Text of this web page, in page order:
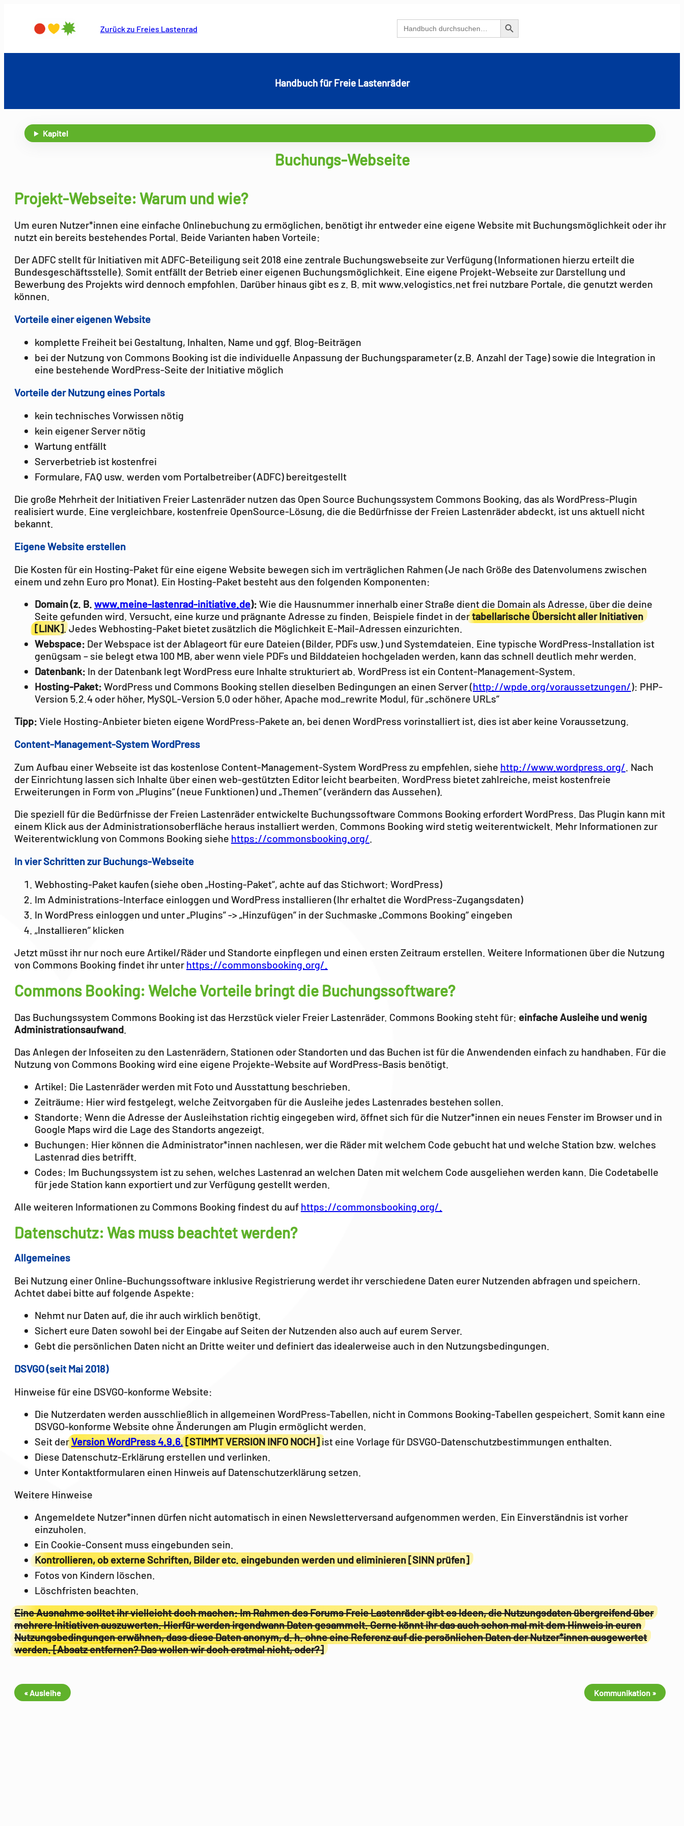
springen
Zurück zu Freies Lastenrad
Search
for:
Search Button
Handbuch für Freie Lastenräder
Kapitel
Buchungs-Webseite
Projekt-Webseite: Warum und wie?
Um euren Nutzer*innen eine einfache Onlinebuchung zu ermöglichen, benötigt ihr entweder eine eigene Website mit Buchungsmöglichkeit oder ihr
nutzt ein bereits bestehendes Portal. Beide Varianten haben Vorteile:
Der ADFC stellt für Initiativen mit ADFC-Beteiligung seit 2018 eine zentrale Buchungswebseite zur Verfügung (Informationen hierzu erteilt die
Bundesgeschäftsstelle). Somit entfällt der Betrieb einer eigenen Buchungsmöglichkeit. Eine eigene Projekt-Webseite zur Darstellung und
Bewerbung des Projekts wird dennoch empfohlen. Darüber hinaus gibt es z. B. mit www.velogistics.net frei nutzbare Portale, die genutzt werden
können.
Vorteile einer eigenen Website
komplette Freiheit bei Gestaltung, Inhalten, Name und ggf. Blog-Beiträgen
bei der Nutzung von Commons Booking ist die individuelle Anpassung der Buchungsparameter (z.B. Anzahl der Tage) sowie die Integration in
eine bestehende WordPress-Seite der Initiative möglich
Vorteile der Nutzung eines Portals
kein technisches Vorwissen nötig
kein eigener Server nötig
Wartung entfällt
Serverbetrieb ist kostenfrei
Formulare, FAQ usw. werden vom Portalbetreiber (ADFC) bereitgestellt
Die große Mehrheit der Initiativen Freier Lastenräder nutzen das Open Source Buchungssystem Commons Booking, das als WordPress-Plugin
realisiert wurde. Eine vergleichbare, kostenfreie OpenSource-Lösung, die die Bedürfnisse der Freien Lastenräder abdeckt, ist uns aktuell nicht
bekannt.
Eigene Website erstellen
Die Kosten für ein Hosting-Paket für eine eigene Website bewegen sich im verträglichen Rahmen (Je nach Größe des Datenvolumens zwischen
einem und zehn Euro pro Monat). Ein Hosting-Paket besteht aus den folgenden Komponenten:
Domain (z. B. www.meine-lastenrad-initiative.de): Wie die Hausnummer innerhalb einer Straße dient die Domain als Adresse, über die deine
Seite gefunden wird. Versucht, eine kurze und prägnante Adresse zu finden. Beispiele findet in dertabellarische Übersicht aller Initiativen
[LINK] . Jedes Webhosting-Paket bietet zusätzlich die Möglichkeit E-Mail-Adressen einzurichten.
Webspace: Der Webspace ist der Ablageort für eure Dateien (Bilder, PDFs usw.) und Systemdateien. Eine typische WordPress-Installation ist
genügsam – sie belegt etwa 100 MB, aber wenn viele PDFs und Bilddateien hochgeladen werden, kann das schnell deutlich mehr werden.
Datenbank: In der Datenbank legt WordPress eure Inhalte strukturiert ab. WordPress ist ein Content-Management-System.
Hosting-Paket: WordPress und Commons Booking stellen dieselben Bedingungen an einen Server (http://wpde.org/voraussetzungen/): PHP-
Version 5.2.4 oder höher, MySQL-Version 5.0 oder höher, Apache mod_rewrite Modul, für „schönere URLs“
Tipp: Viele Hosting-Anbieter bieten eigene WordPress-Pakete an, bei denen WordPress vorinstalliert ist, dies ist aber keine Voraussetzung.
Content-Management-System WordPress
Zum Aufbau einer Webseite ist das kostenlose Content-Management-System WordPress zu empfehlen, siehe http://www.wordpress.org/ . Nach
der Einrichtung lassen sich Inhalte über einen web-gestützten Editor leicht bearbeiten. WordPress bietet zahlreiche, meist kostenfreie
Erweiterungen in Form von „Plugins“ (neue Funktionen) und „Themen“ (verändern das Aussehen).
Die speziell für die Bedürfnisse der Freien Lastenräder entwickelte Buchungssoftware Commons Booking erfordert WordPress. Das Plugin kann mit
einem Klick aus der Administrationsoberfläche heraus installiert werden. Commons Booking wird stetig weiterentwickelt. Mehr Informationen zur
Weiterentwicklung von Commons Booking siehe https://commonsbooking.org/
In vier Schritten zur Buchungs-Webseite
Webhosting-Paket kaufen (siehe oben „Hosting-Paket“, achte auf das Stichwort: WordPress)
Im Administrations-Interface einloggen und WordPress installieren (Ihr erhaltet die WordPress-Zugangsdaten)
In WordPress einloggen und unter „Plugins“ -> „Hinzufügen“ in der Suchmaske „Commons Booking“ eingeben
„Installieren“ klicken
Jetzt müsst ihr nur noch eure Artikel/Räder und Standorte einpflegen und einen ersten Zeitraum erstellen. Weitere Informationen über die Nutzung
von Commons Booking findet ihr unter https://commonsbooking.org/.
Commons Booking: Welche Vorteile bringt die Buchungssoftware?
Das Buchungssystem Commons Booking ist das Herzstück vieler Freier Lastenräder. Commons Booking steht für: einfache Ausleihe und wenig
Administrationsaufwand
Das Anlegen der Infoseiten zu den Lastenrädern, Stationen oder Standorten und das Buchen ist für die Anwendenden einfach zu handhaben. Für die
Nutzung von Commons Booking wird eine eigene Projekte-Website auf WordPress-Basis benötigt.
Artikel: Die Lastenräder werden mit Foto und Ausstattung beschrieben.
Zeiträume: Hier wird festgelegt, welche Zeitvorgaben für die Ausleihe jedes Lastenrades bestehen sollen.
Standorte: Wenn die Adresse der Ausleihstation richtig eingegeben wird, öffnet sich für die Nutzer*innen ein neues Fenster im Browser und in
Google Maps wird die Lage des Standorts angezeigt.
Buchungen: Hier können die Administrator*innen nachlesen, wer die Räder mit welchem Code gebucht hat und welche Station bzw. welches
Lastenrad dies betrifft.
Codes: Im Buchungssystem ist zu sehen, welches Lastenrad an welchen Daten mit welchem Code ausgeliehen werden kann. Die Codetabelle
für jede Station kann exportiert und zur Verfügung gestellt werden.
Alle weiteren Informationen zu Commons Booking findest du auf https://commonsbooking.org/.
Datenschutz: Was muss beachtet werden?
Allgemeines
Bei Nutzung einer Online-Buchungssoftware inklusive Registrierung werdet ihr verschiedene Daten eurer Nutzenden abfragen und speichern.
Achtet dabei bitte auf folgende Aspekte:
Nehmt nur Daten auf, die ihr auch wirklich benötigt.
Sichert eure Daten sowohl bei der Eingabe auf Seiten der Nutzenden also auch auf eurem Server.
Gebt die persönlichen Daten nicht an Dritte weiter und definiert das idealerweise auch in den Nutzungsbedingungen.
DSVGO (seit Mai 2018)
Hinweise für eine DSVGO-konforme Website:
Die Nutzerdaten werden ausschließlich in allgemeinen WordPress-Tabellen, nicht in Commons Booking-Tabellen gespeichert. Somit kann eine
DSVGO-konforme Website ohne Änderungen am Plugin ermöglicht werden.
Seit derVersion WordPress 4.9.6.[STIMMT VERSION INFO NOCH] ist eine Vorlage für DSVGO-Datenschutzbestimmungen enthalten.
Diese Datenschutz-Erklärung erstellen und verlinken.
Unter Kontaktformularen einen Hinweis auf Datenschutzerklärung setzen.
Weitere Hinweise
Angemeldete Nutzer*innen dürfen nicht automatisch in einen Newsletterversand aufgenommen werden. Ein Einverständnis ist vorher
einzuholen.
Ein Cookie-Consent muss eingebunden sein.
Kontrollieren, ob externe Schriften, Bilder etc. eingebunden werden und eliminieren [SINN prüfen]
Fotos von Kindern löschen.
Löschfristen beachten.
Eine Ausnahme solltet ihr vielleicht doch machen: Im Rahmen des Forums Freie Lastenräder gibt es Ideen, die Nutzungsdaten übergreifend über
mehrere Initiativen auszuwerten. Hierfür werden irgendwann Daten gesammelt. Gerne könnt ihr das auch schon mal mit dem Hinweis in euren
Nutzungsbedingungen erwähnen, dass diese Daten anonym, d. h. ohne eine Referenz auf die persönlichen Daten der Nutzer*innen ausgewertet
werden. [Absatz entfernen? Das wollen wir doch erstmal nicht, oder?]
« Ausleihe Kommunikation »